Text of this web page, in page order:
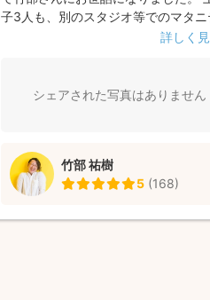
子3人も、別のスタジオ等でのマタニ
フォトの経験はありましたが、今回
もとても親切丁寧にお答えいただき、
気や子供の乗り気（幼い子がいたため
合わせ、臨機応変のポーズや背景でテ
ズの時に子供が笑ってたかな？と思
詳しく
シェアされた写真はありません
竹部 祐樹
5 (168)